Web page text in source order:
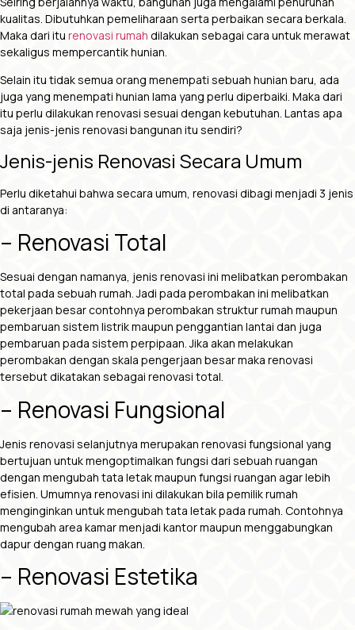
kualitas. Dibutuhkan pemeliharaan serta perbaikan secara berkala.
Maka dari itu renovasi rumah dilakukan sebagai cara untuk merawat
sekaligus mempercantik hunian.
Selain itu tidak semua orang menempati sebuah hunian baru, ada
juga yang menempati hunian lama yang perlu diperbaiki. Maka dari
itu perlu dilakukan renovasi sesuai dengan kebutuhan. Lantas apa
saja jenis-jenis renovasi bangunan itu sendiri?
Jenis-jenis Renovasi Secara Umum
Perlu diketahui bahwa secara umum, renovasi dibagi menjadi 3 jenis
di antaranya:
– Renovasi Total
Sesuai dengan namanya, jenis renovasi ini melibatkan perombakan
total pada sebuah rumah. Jadi pada perombakan ini melibatkan
pekerjaan besar contohnya perombakan struktur rumah maupun
pembaruan sistem listrik maupun penggantian lantai dan juga
pembaruan pada sistem perpipaan. Jika akan melakukan
perombakan dengan skala pengerjaan besar maka renovasi
tersebut dikatakan sebagai renovasi total.
– Renovasi Fungsional
Jenis renovasi selanjutnya merupakan renovasi fungsional yang
bertujuan untuk mengoptimalkan fungsi dari sebuah ruangan
dengan mengubah tata letak maupun fungsi ruangan agar lebih
efisien. Umumnya renovasi ini dilakukan bila pemilik rumah
menginginkan untuk mengubah tata letak pada rumah. Contohnya
mengubah area kamar menjadi kantor maupun menggabungkan
dapur dengan ruang makan.
– Renovasi Estetika